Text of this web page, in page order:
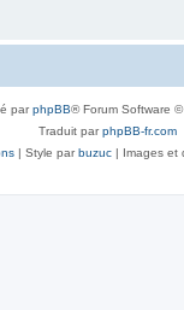
parphpBB® Forum Software
Traduit parphpBB-fr.com
| Style parbuzuc| Images et